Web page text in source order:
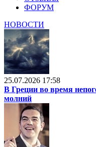
ФОРУМ
НОВОСТИ
25.07.2026 17:58
В Греции во время
молний